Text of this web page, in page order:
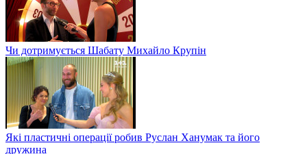
Чи дотримується Шабату Михайло Крупін
Які пластичні операції робив Руслан Ханумак та його
дружина